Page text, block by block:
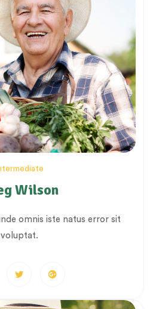
Wilson
omnis iste natus error sit
voluptat.